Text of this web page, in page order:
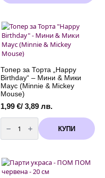
Топер за Торта „Happy
Birthday“ – Мини & Мики
Маус (Minnie & Mickey
Mouse)
1,99 €/ 3,89 лв.
количество
за
Топер
за
Birthday"
-
Мини
КУПИ